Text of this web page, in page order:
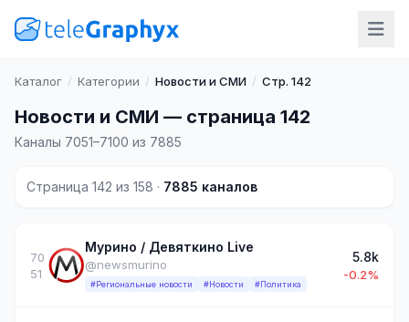
Каталог / Категории / Новости и СМИ / Стр. 142
Новости и СМИ — страница 142
Каналы 7051–7100 из 7885
Страница 142 из 158 · 7885 каналов
70
51
Мурино / Девяткино Live
@newsmurino
#Региональные новости #Новости #Политика
5.8k
-0.2%